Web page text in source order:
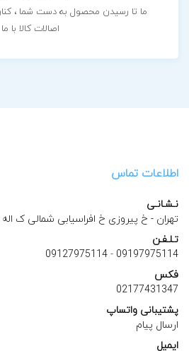
ما تا رسیدن محصول به دست شما ،
اصالات کالا با ما
اطلاعات تماس
نـشـانـی
تهران - خ پیروزی خ افراسیابی شمالی ک اله
تـلـفـن
09197975114
-
09127975114
فکس
02177431347
پشتیبانی واتساپ
ارسال پیام
ایمیل